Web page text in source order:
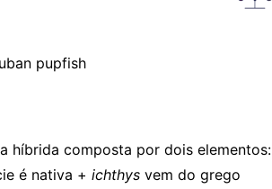
pupfish
híbrida composta por dois elementos:
é nativa + ichthys vem do grego